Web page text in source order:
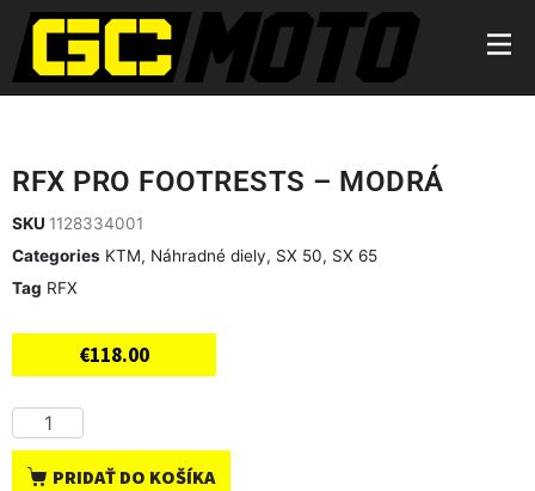
RFX PRO FOOTRESTS – MODRÁ
SKU 1128334001
Categories KTM, Náhradné diely, SX 50, SX 65
Tag RFX
€118.00
PRIDAŤ DO KOŠÍKA